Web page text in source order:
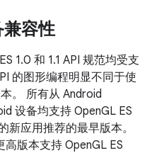
容性
1.0 和 1.1 API 规范均受支
的图形编程明显不同于使
。 所有从 Android
设备均支持 OpenGL ES
新应用推荐的最早版本。
版本支持 OpenGL ES